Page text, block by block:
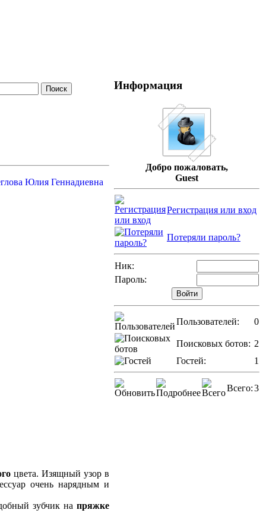
цвета. Изящный узор в
очень нарядным и
зубчик напряжке
Информация
Добро пожаловать,
Guest
Регистрация или вход
Потеряли пароль?
Ник:
Пароль:
Пользователей: 0
Поисковых ботов: 2
Гостей:
1
Всего:3